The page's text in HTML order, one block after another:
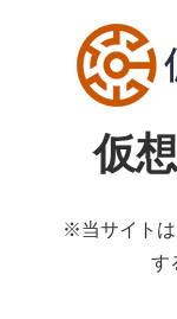
仮
※当サイト
す